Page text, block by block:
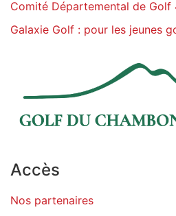
Comité Départemental de Golf
Galaxie Golf : pour les jeunes
Accès
Nos partenaires